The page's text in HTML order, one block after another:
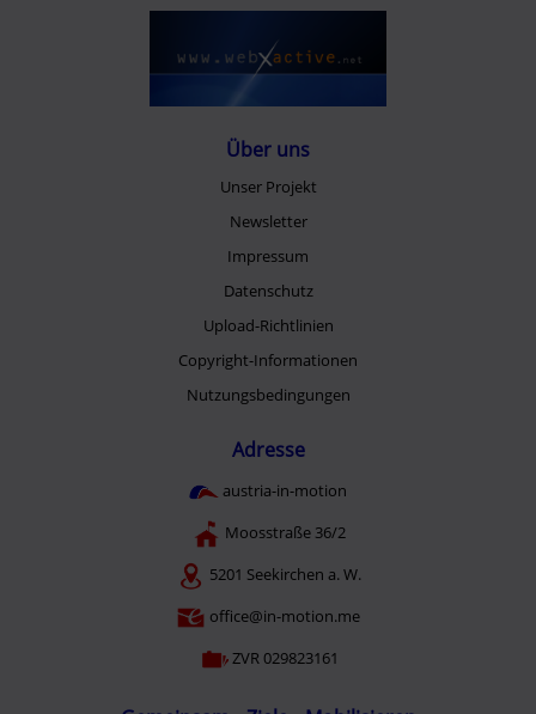
Über uns
Unser Projekt
Newsletter
Impressum
Datenschutz
Upload-Richtlinien
Copyright-Informationen
Nutzungsbedingungen
Adresse
austria-in-motion
Moosstraße 36/2
5201 Seekirchen a. W.
office@in-motion.me
ZVR 029823161